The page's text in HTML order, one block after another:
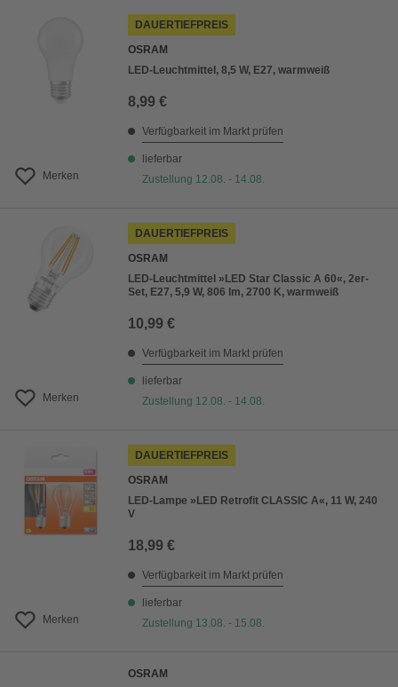
Merken
DAUERTIEFPREIS
OSRAM
LED-Leuchtmittel, 8,5 W, E27, warmweiß
8,99 €
Verfügbarkeit im Markt prüfen
lieferbar
Zustellung 12.08. - 14.08.
Merken
DAUERTIEFPREIS
OSRAM
LED-Leuchtmittel »LED Star Classic A 60«, 2er-
Set, E27, 5,9 W, 806 lm, 2700 K, warmweiß
10,99 €
Verfügbarkeit im Markt prüfen
lieferbar
Zustellung 12.08. - 14.08.
Merken
DAUERTIEFPREIS
OSRAM
LED-Lampe »LED Retrofit CLASSIC A«, 11 W, 240
V
18,99 €
Verfügbarkeit im Markt prüfen
lieferbar
Zustellung 13.08. - 15.08.
OSRAM